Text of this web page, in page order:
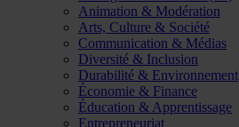
Animation & Modération
Arts, Culture & Société
Communication & Médias
Diversité & Inclusion
Durabilité & Environnement
Économie & Finance
Éducation & Apprentissage
Entrepreneuriat